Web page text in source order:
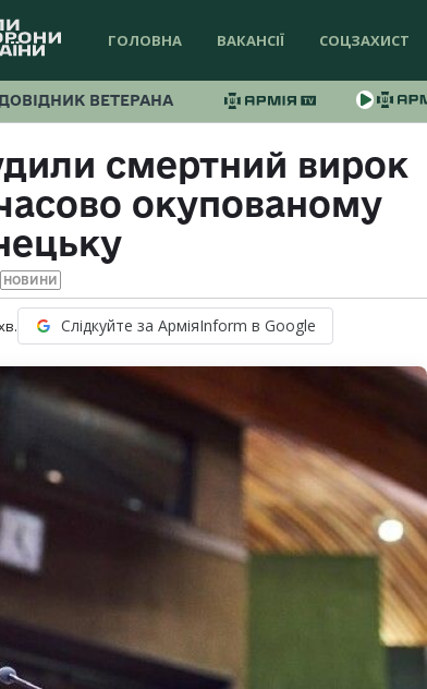
ГОЛОВНА ВАКАНСІЇ СОЦЗАХИСТ
ВЕТЕРАНА
смертний вирок
окупованому
НОВИНИ
Слідкуйте за АрміяInform в Google